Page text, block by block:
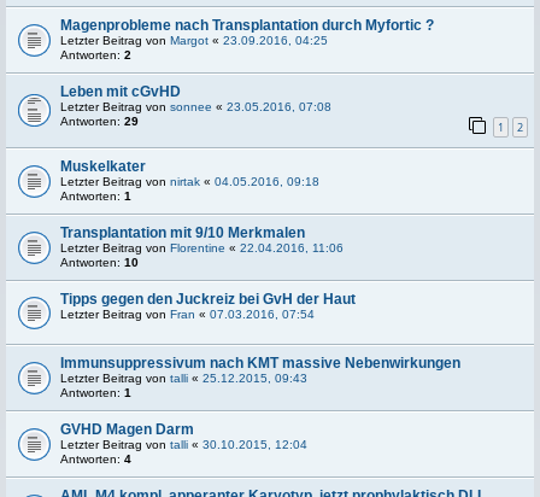
Magenprobleme nach Transplantation durch Myfortic ?
Letzter Beitrag von Margot « 23.09.2016, 04:25
Antworten: 2
Leben mit cGvHD
Letzter Beitrag von sonnee « 23.05.2016, 07:08
Antworten: 29 1 2
Muskelkater
Letzter Beitrag von nirtak « 04.05.2016, 09:18
Antworten: 1
Transplantation mit 9/10 Merkmalen
Letzter Beitrag von Florentine « 22.04.2016, 11:06
Antworten: 10
Tipps gegen den Juckreiz bei GvH der Haut
Letzter Beitrag von Fran « 07.03.2016, 07:54
Immunsuppressivum nach KMT massive Nebenwirkungen
Letzter Beitrag von talli « 25.12.2015, 09:43
Antworten: 1
GVHD Magen Darm
Letzter Beitrag von talli « 30.10.2015, 12:04
Antworten: 4